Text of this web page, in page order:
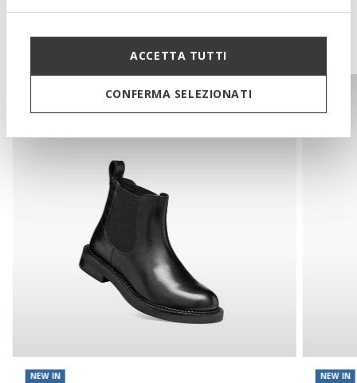
ACCETTA TUTTI
CONFERMA SELEZIONATI
You may also like
NEW IN NEW IN